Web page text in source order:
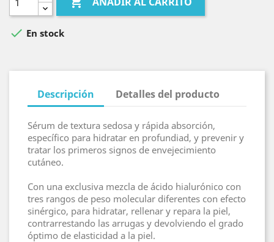
 En stock
Descripción Detalles del producto
Sérum de textura sedosa y rápida absorción,
específico para hidratar en profundiad, y prevenir y
tratar los primeros signos de envejecimiento
cutáneo.
Con una exclusiva mezcla de ácido hialurónico con
tres rangos de peso molecular diferentes con efecto
sinérgico, para hidratar, rellenar y repara la piel,
contrarrestando las arrugas y devolviendo el grado
óptimo de elasticidad a la piel.